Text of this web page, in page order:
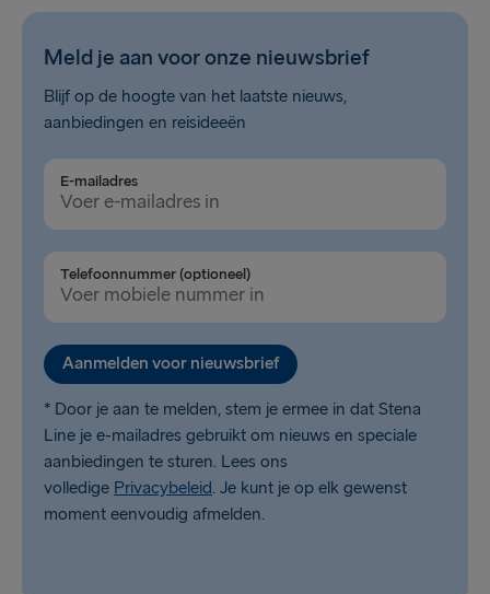
Göteborg → Frederikshavn
Karlskrona → Gdynia
Trelleborg → Rostock
ANDERE ROUTES
Travemünde → Liepāja
Nynäshamn → Ventspils
Liepāja → Travemünde
Ventspils → Nynäshamn
Meld je aan voor onze nieuwsbrief
Blijf op de hoogte van het laatste nieuws,
aanbiedingen en reisideeën
E-mailadres
Telefoonnummer (optioneel)
Aanmelden voor nieuwsbrief
* Door je aan te melden, stem je ermee in dat Stena
Line je e-mailadres gebruikt om nieuws en speciale
aanbiedingen te sturen. Lees ons
volledige Privacybeleid. Je kunt je op elk gewenst
moment eenvoudig afmelden.